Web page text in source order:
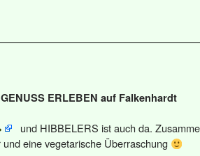
ERLEBEN auf Falkenhardt
und HIBBELERS ist auch da.
eine vegetarische Überraschung